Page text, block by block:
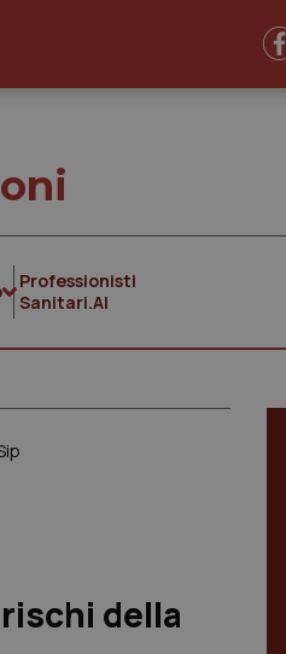
Professionisti
Sanitari.AI
della